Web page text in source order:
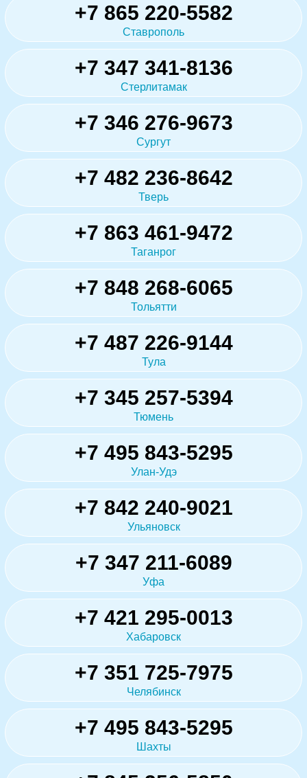
+7 865 220-5582
Ставрополь
+7 347 341-8136
Стерлитамак
+7 346 276-9673
Сургут
+7 482 236-8642
Тверь
+7 863 461-9472
Таганрог
+7 848 268-6065
Тольятти
+7 487 226-9144
Тула
+7 345 257-5394
Тюмень
+7 495 843-5295
Улан-Удэ
+7 842 240-9021
Ульяновск
+7 347 211-6089
Уфа
+7 421 295-0013
Хабаровск
+7 351 725-7975
Челябинск
+7 495 843-5295
Шахты